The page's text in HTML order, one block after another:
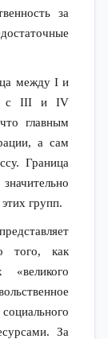
за
между I и
с III и IV
главным
а сам
Граница
групп.
того, как
«великого
За